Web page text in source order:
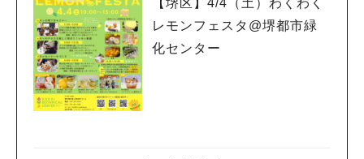
【堺区】4/4（土）わくわく
レモンフェスタ@堺都市緑
化センター